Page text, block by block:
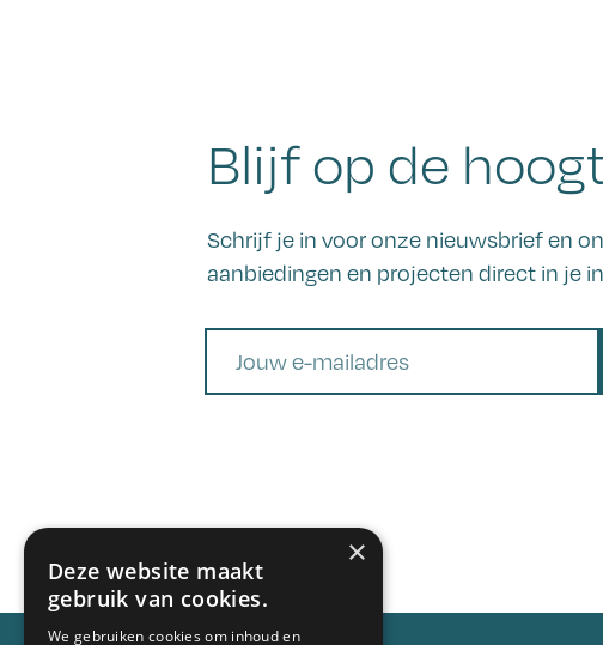
Blijf op de
Schrijf je in voor onze nieuwsbrief en
aanbiedingen en projecten direct in je
×
Deze website maakt
gebruik van cookies.
We gebruiken cookies om inhoud en